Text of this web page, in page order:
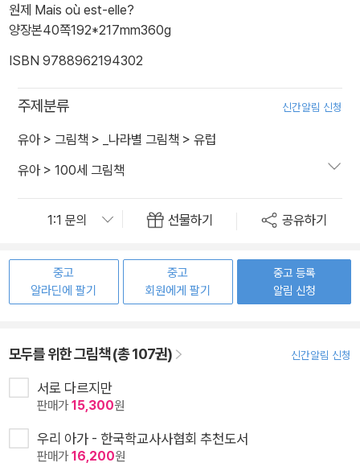
원제 Mais où est-elle?
양장본40쪽192*217mm360g
ISBN 9788962194302
주제분류 신간알림 신청
유아> 그림책 > _나라별 그림책 > 유럽
유아> 100세 그림책
선물하기 공유하기
중고
알라딘에 팔기
중고
회원에게 팔기
중고 등록
알림 신청
모두를 위한 그림책 (총 107권) 신간알림 신청
서로 다르지만
판매가15,300원
우리 아가 - 한국학교사사협회 추천도서
판매가16,200원